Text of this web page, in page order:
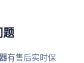
题
有售后实时保